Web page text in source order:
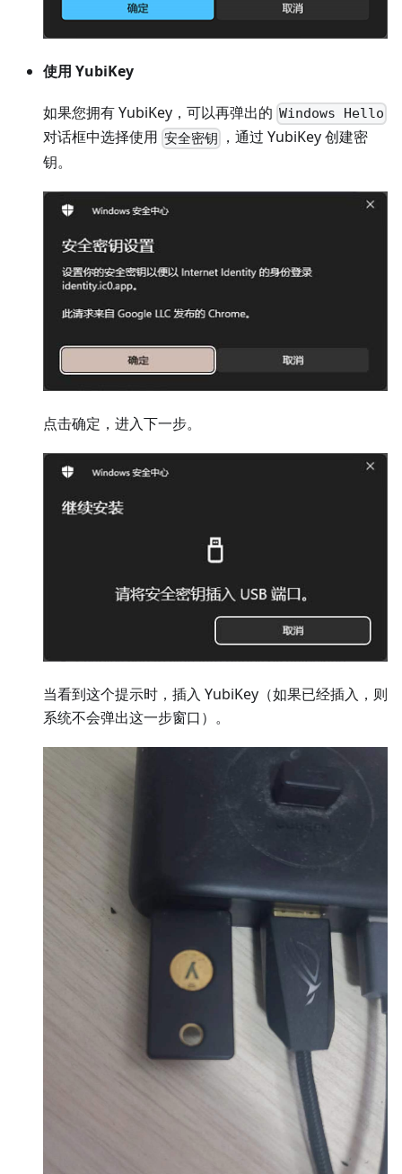
使用 YubiKey
如果您拥有 YubiKey，可以再弹出的 Windows Hello
对话框中选择使用 安全密钥
，通过 YubiKey 创建密
钥。
点击确定，进入下一步。
当看到这个提示时，插入 YubiKey（如果已经插入，则
系统不会弹出这一步窗口）。